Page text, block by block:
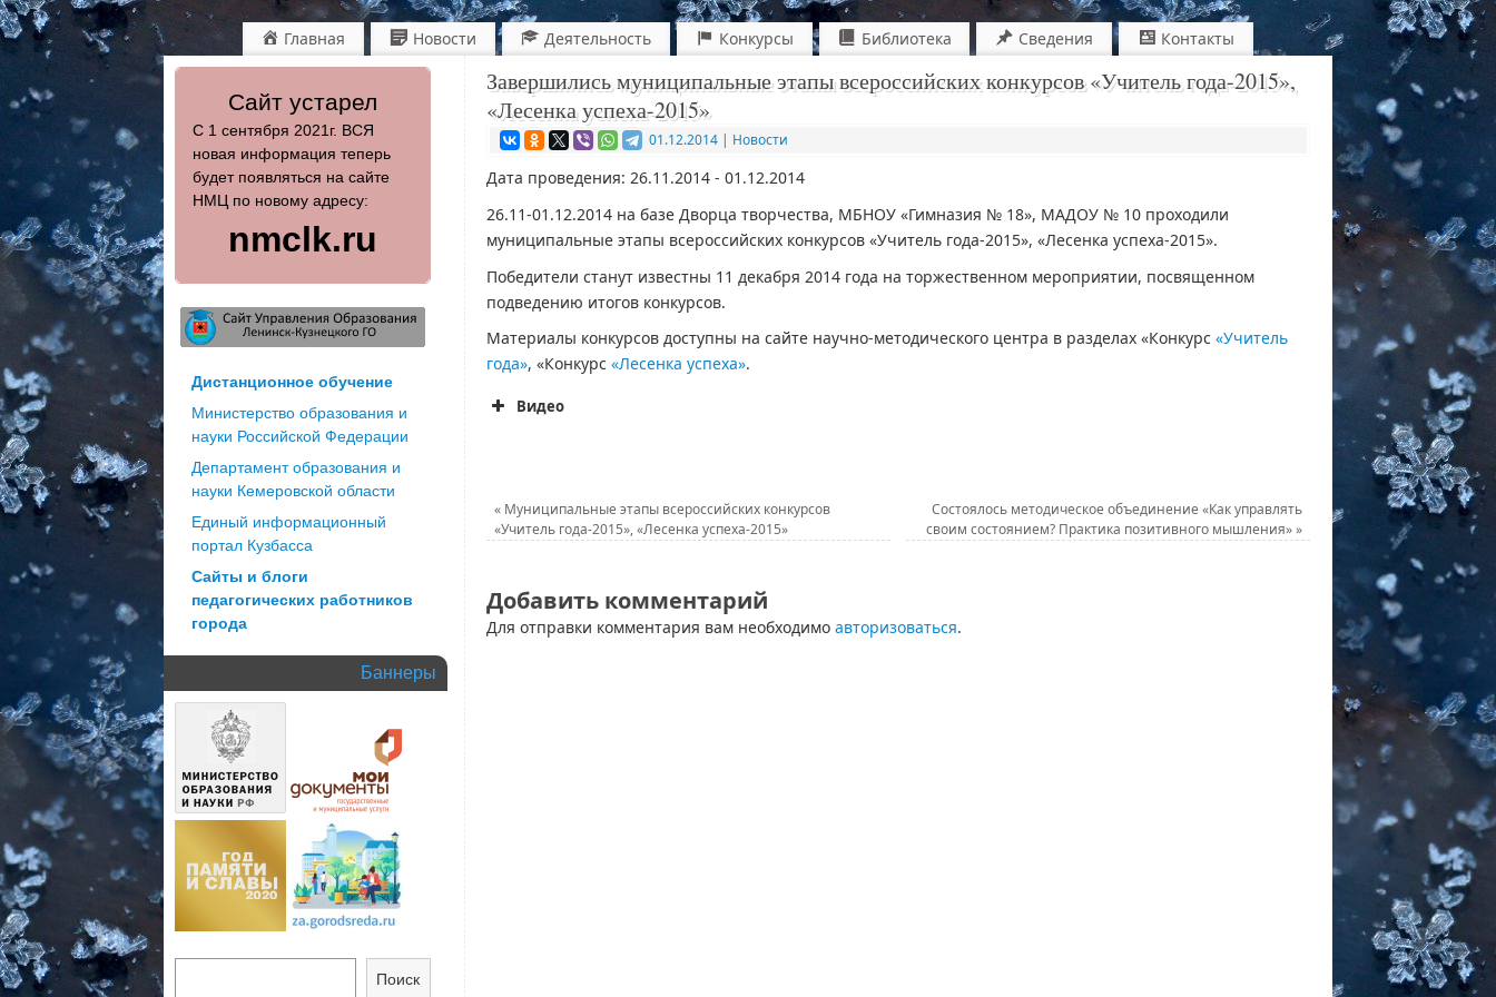
Главная Новости Деятельность Конкурсы Библиотека Сведения Контакты
Завершились муниципальные этапы всероссийских конкурсов «Учитель года-2015»,
«Лесенка успеха-2015»
01.12.2014 | Новости
Дата проведения: 26.11.2014 - 01.12.2014
26.11-01.12.2014 на базе Дворца творчества, МБНОУ «Гимназия № 18», МАДОУ № 10 проходили
муниципальные этапы всероссийских конкурсов «Учитель года-2015», «Лесенка успеха-2015».
Победители станут известны 11 декабря 2014 года на торжественном мероприятии, посвященном
подведению итогов конкурсов.
Материалы конкурсов доступны на сайте научно-методического центра в разделах «Конкурс «Учитель
года», «Конкурс «Лесенка успеха».
Видео
« Муниципальные этапы всероссийских конкурсов
«Учитель года-2015», «Лесенка успеха-2015»
Состоялось методическое объединение «Как управлять
своим состоянием? Практика позитивного мышления»»
Добавить комментарий
Для отправки комментария вам необходимо авторизоваться.
Сайт устарел
С 1 сентября 2021г. ВСЯ
новая информация теперь
будет появляться на сайте
НМЦ по новому адресу:
nmclk.ru
Дистанционное обучение
Министерство образования и
науки Российской Федерации
Департамент образования и
науки Кемеровской области
Единый информационный
портал Кузбасса
Сайты и блоги
педагогических работников
города
Баннеры
Поиск